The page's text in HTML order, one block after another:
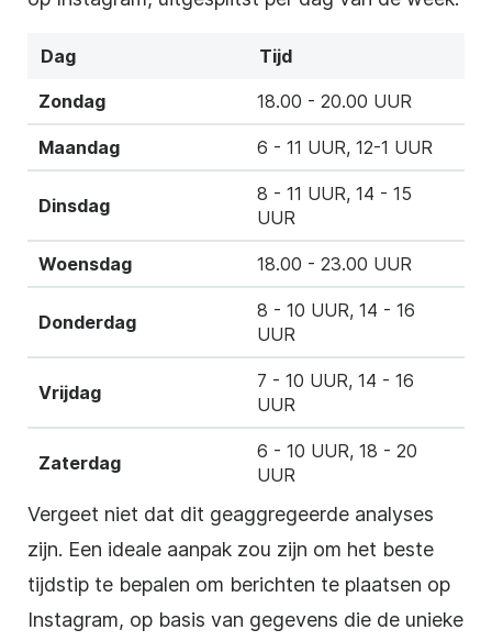
Dag Tijd
Zondag 18.00 - 20.00 UUR
Maandag 6 - 11 UUR, 12-1 UUR
Dinsdag
8 - 11 UUR, 14 - 15
UUR
Woensdag 18.00 - 23.00 UUR
Donderdag
8 - 10 UUR, 14 - 16
UUR
Vrijdag
7 - 10 UUR, 14 - 16
UUR
Zaterdag
6 - 10 UUR, 18 - 20
UUR
Vergeet niet dat dit geaggregeerde analyses
zijn. Een ideale aanpak zou zijn om het beste
tijdstip te bepalen om berichten te plaatsen op
Instagram, op basis van gegevens die de unieke